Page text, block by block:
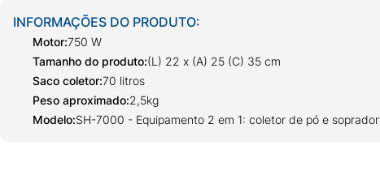
INFORMAÇÕES DO PRODUTO:
Motor:750 W
Tamanho do produto:(L) 22 x (A) 25 (C) 35 cm
Saco coletor:70 litros
Peso aproximado:2,5kg
Modelo:SH-7000 - Equipamento 2 em 1: coletor de pó e soprador